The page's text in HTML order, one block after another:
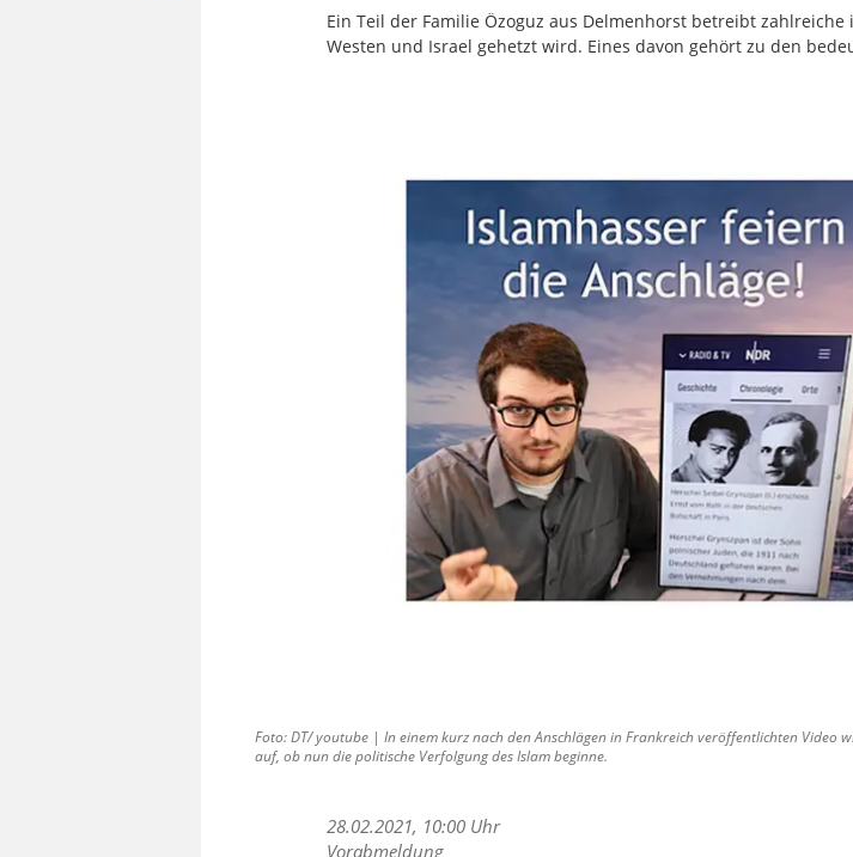
Ein Teil der Familie Özoguz aus Delmenhorst betreibt
Westen und Israel gehetzt wird. Eines davon gehört zu den
Foto: DT/ youtube | In einem kurz nach den Anschlägen in Frankreich veröffentlichten Video
auf, ob nun die politische Verfolgung des Islam beginne.
28.02.2021, 10:00 Uhr
Vorabmeldung